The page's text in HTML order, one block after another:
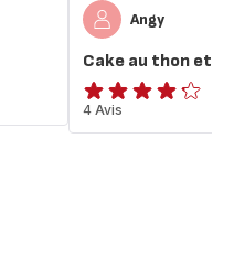
Angy
Cake au thon et
ratings.4.2
4 Avis